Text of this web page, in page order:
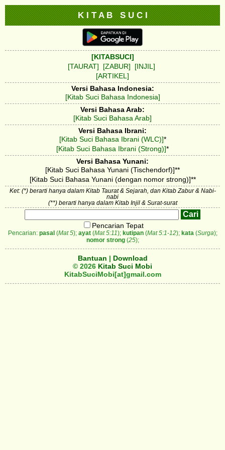
K I T A B S U C I
[KITABSUCI]
[TAURAT]
[ZABUR]
[INJIL]
[ARTIKEL]
Versi Bahasa Indonesia:
[Kitab Suci Bahasa Indonesia]
Versi Bahasa Arab:
[Kitab Suci Bahasa Arab]
Versi Bahasa Ibrani:
[Kitab Suci Bahasa Ibrani (WLC)]*
[Kitab Suci Bahasa Ibrani (Strong)]*
Versi Bahasa Yunani:
[Kitab Suci Bahasa Yunani (Tischendorf)]**
[Kitab Suci Bahasa Yunani (dengan nomor strong)]**
Ket: (*) berarti hanya dalam Kitab Taurat & Sejarah, dan Kitab Zabur & Nabi-
nabi
(**) berarti hanya dalam Kitab Injil & Surat-surat
Pencarian Tepat
Pencarian: pasal (Mat 5); ayat(Mat 5:11); kutipan(Mat 5:1-12); kata(Surga);
nomor strong(25);
Bantuan | Download
© 2026 Kitab Suci Mobi
KitabSuciMobi[at]gmail.com